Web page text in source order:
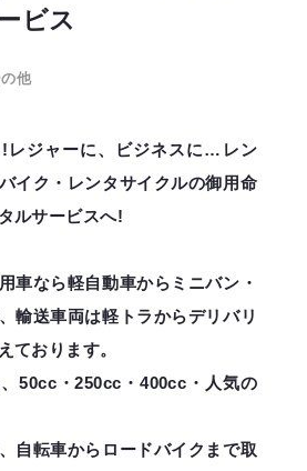
ビス
他
!レジャーに、ビジネスに…レン
イク・レンタサイクルの御用命
ルサービスへ!
車なら軽自動車からミニバン・
輸送車両は軽トラからデリバリ
ております。
50cc・250cc・400cc・人気の
自転車からロードバイクまで取